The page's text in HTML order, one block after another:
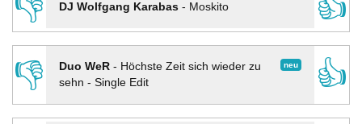
👎 DJ Wolfgang Karabas- Moskito
👍
👎
neu
Duo WeR- Höchste Zeit sich wieder zu
sehn - Single Edit
👍